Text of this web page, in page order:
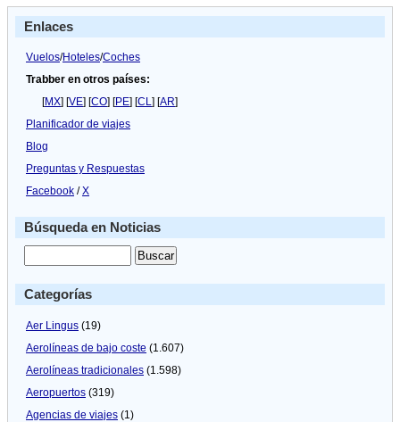
Enlaces
Vuelos/Hoteles/Coches
Trabber en otros países:
[MX] [VE] [CO] [PE] [CL] [AR]
Planificador de viajes
Blog
Preguntas y Respuestas
Facebook /X
Búsqueda en Noticias
Categorías
Aer Lingus (19)
Aerolíneas de bajo coste (1.607)
Aerolíneas tradicionales (1.598)
Aeropuertos (319)
Agencias de viajes (1)